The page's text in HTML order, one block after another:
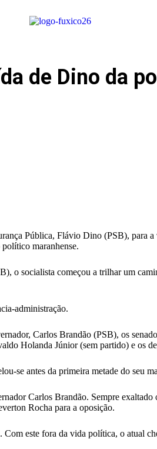
de Dino da
Pública, Flávio Dino (PSB), para
maranhense.
o socialista começou a trilhar um
administração.
Carlos Brandão (PSB), os
Holanda Júnior (sem partido) e os
se antes da primeira metade do seu
Carlos Brandão. Sempre
Rocha para a oposição.
este fora da vida política, o atual